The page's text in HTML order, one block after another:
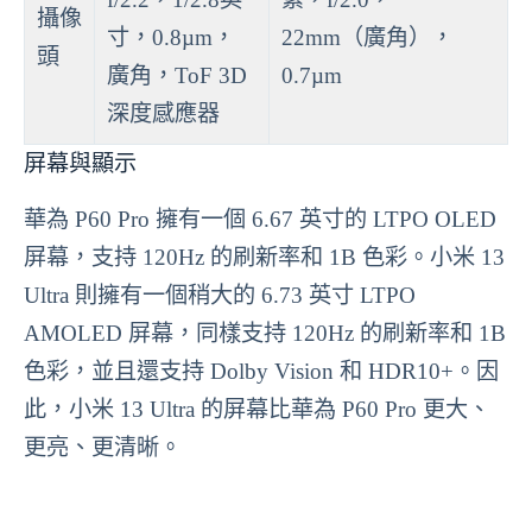
攝像
頭
寸，0.8µm，
廣角，ToF 3D
深度感應器
22mm（廣角），
0.7µm
屏幕與顯示
華為 P60 Pro 擁有一個 6.67 英寸的 LTPO OLED
屏幕，支持 120Hz 的刷新率和 1B 色彩。小米 13
Ultra 則擁有一個稍大的 6.73 英寸 LTPO
AMOLED 屏幕，同樣支持 120Hz 的刷新率和 1B
色彩，並且還支持 Dolby Vision 和 HDR10+。因
此，小米 13 Ultra 的屏幕比華為 P60 Pro 更大、
更亮、更清晰。